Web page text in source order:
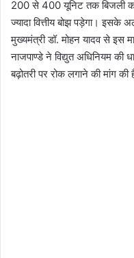
200 से 400 यूनिट तक बिजली
ज्यादा वित्तीय बोझ पड़ेगा। इसके
मुख्यमंत्री डॉ. मोहन यादव से इस
नाजपाण्डे ने विद्युत अधिनियम की
बढ़ोतरी पर रोक लगाने की मांग की